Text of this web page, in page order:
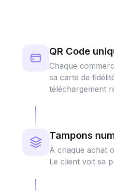
QR Code
Chaque
sa carte de
téléchargement
Tampons
À chaque achat
Le client voit sa